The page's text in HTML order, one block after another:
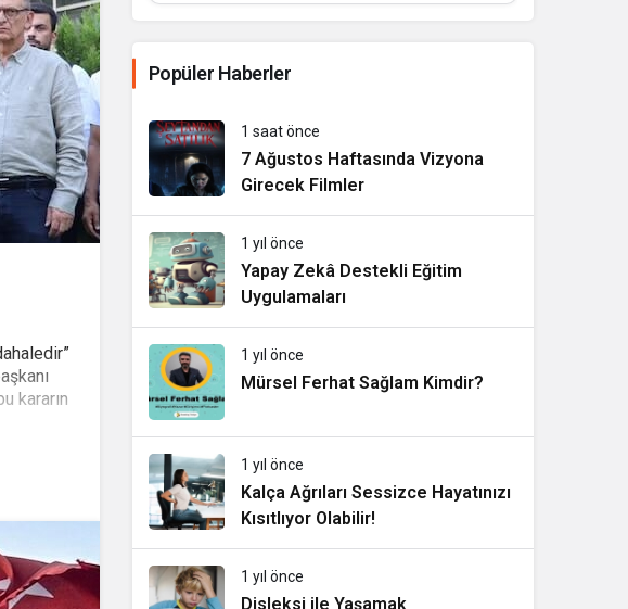
kararın
Popüler Haberler
1 saat önce
7 Ağustos Haftasında Vizyona
Girecek Filmler
1 yıl önce
Yapay Zekâ Destekli Eğitim
Uygulamaları
1 yıl önce
Mürsel Ferhat Sağlam Kimdir?
1 yıl önce
Kalça Ağrıları Sessizce Hayatınızı
Kısıtlıyor Olabilir!
1 yıl önce
Disleksi ile Yaşamak